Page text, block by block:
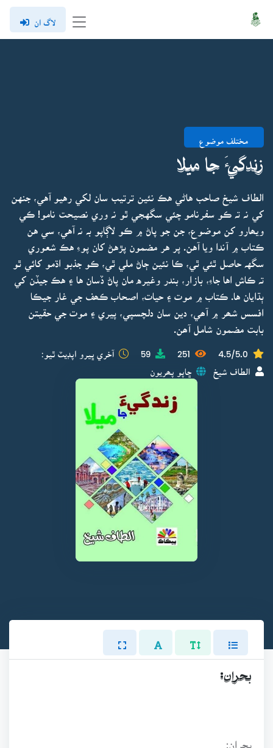
لاگ ان
مختلف موضوع
زندگيءَ جا ميلا
الطاف شيخ صاحب هاڻي هڪ نئين ترتيب سان لکي رهيو آهي، جنهن
کي نہ تہ ڪو سفرنامو چئي سگهجي ٿو نہ وري نصيحت نامو! ڪي
ويھارو کن موضوع، جن جو پاڻ ۾ ڪو لاڳاپو بہ نہ آهي، سي هن
ڪتاب ۾ آندا ويا آهن. پر هر مضمون پڙهڻ کان پوءِ هڪ شعوري
سگهہ حاصل ٿئي ٿي، ڪا نئين ڄاڻ ملي ٿي، ڪو جذبو اڌمو کائي ٿو
تہ ڪاش اها جاءِ، بازار، بندر وغيره مان پاڻ ڏسان ها ۽ هڪ جيڏن کي
ٻڌايان ها. ڪتاب ۾ موت ۽ حيات، اصحاب ڪھف جي غار جيڪا
افسس شھر ۾ آھي، دين سان دلچسپي، پيري ۽ موت جي حقيتن
بابت مضمون شامل آھن.
4.5/5.0
251
59 آخري ڀيرو اپڊيٽ ٿيو:
الطاف شيخ ڇاپو پھريون
بحران:
بحران: